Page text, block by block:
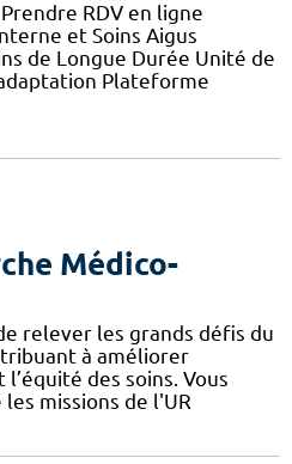
RDV en ligne
et Soins Aigus
de Longue Durée Unité de
Plateforme
Médico-
relever les grands défis du
à améliorer
des soins. Vous
missions de l'UR